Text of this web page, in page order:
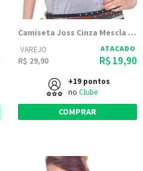
Camiseta Joss Cinza Mescla Estampada Caveira Rock
VAREJO
R$ 29,90
ATACADO
R$ 19,90
+19 pontos
no Clube
COMPRAR